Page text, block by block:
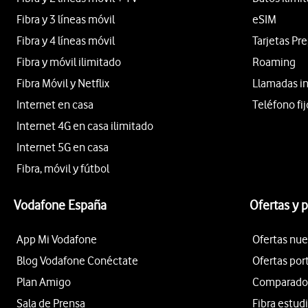
Fibra y 3 líneas móvil
Fibra y 4 líneas móvil
Fibra y móvil ilimitado
Fibra Móvil y Netflix
Internet en casa
Internet 4G en casa ilimitado
Internet 5G en casa
Fibra, móvil y fútbol
eSIM
Tarjetas
Roaming
Llamadas
Teléfono
Vodafone España
App Mi Vodafone
Blog Vodafone Conéctate
Plan Amigo
Sala de Prensa
Ofertas y
Ofertas
Ofertas
Fibra